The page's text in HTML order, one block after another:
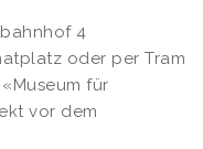
4
oder per Tram
für
vor dem